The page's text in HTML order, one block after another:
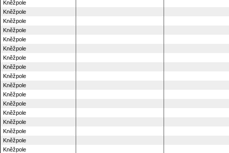
Kněžpole
Kněžpole
Kněžpole
Kněžpole
Kněžpole
Kněžpole
Kněžpole
Kněžpole
Kněžpole
Kněžpole
Kněžpole
Kněžpole
Kněžpole
Kněžpole
Kněžpole
Kněžpole
Kněžpole